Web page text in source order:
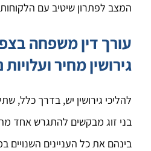
המצב לפתרון שיטיב עם
עורך דין משפחה
גירושין מחיר
להליכי גירושין יש, בדרך כלל,
בני זוג מבקשים להתגרש אחד
בינהם את כל העניינים